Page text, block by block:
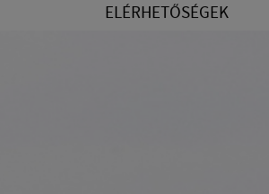
ELÉRHETŐSÉGEK